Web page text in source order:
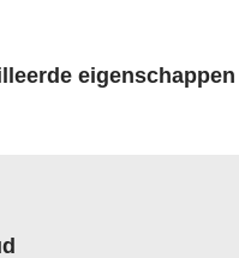
eigenschappen
6 Solution Dyed